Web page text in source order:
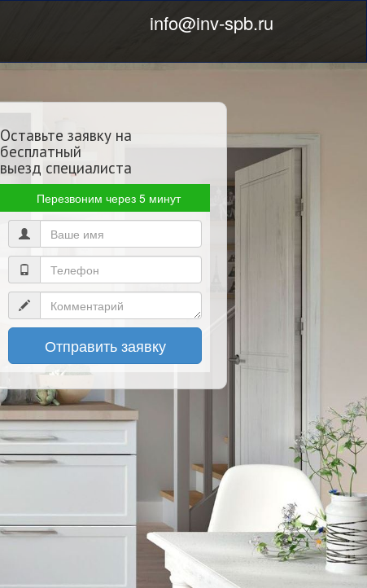
info@inv-spb.ru
Оставьте заявку на
бесплатный
выезд специалиста
Перезвоним через 5 минут
Отправить заявку